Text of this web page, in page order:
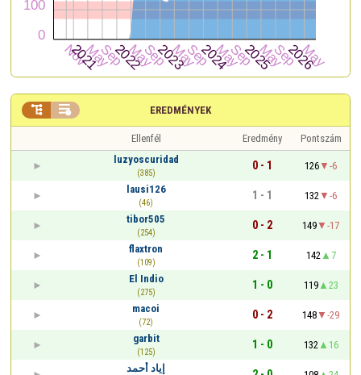
EREDMÉNYEK
 
Ellenfél Eredmény
Pontszám
luzyoscuridad
(385)
0 - 1 126
-6
lausi126
(46)
1 - 1 132
-6
tibor505
(254)
0 - 2 149
-17
flaxtron
(109)
2 - 1 142
7
El Indio
(275)
1 - 0 119
23
macoi
(72)
0 - 2 148
-29
garbit
(125)
1 - 0 132
16
إياد أحمد